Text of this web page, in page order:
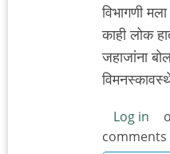
विभागणी
काही लोक
जहाजांना
Log in
comments